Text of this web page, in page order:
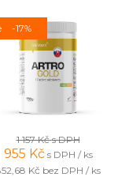
-17%
1 157 Kčs DPH
955 Kč s DPH / ks
Kč bez DPH / ks